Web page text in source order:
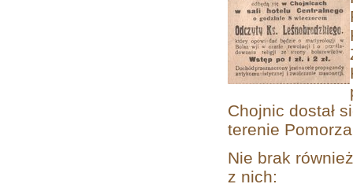
Chojnic dostał
terenie
Nie brak
z nich: